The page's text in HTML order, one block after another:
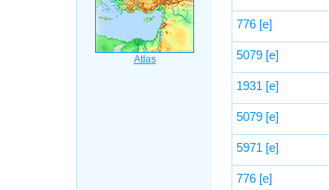
776 [e]
5079 [e]
1931 [e]
5079 [e]
5971 [e]
776 [e]